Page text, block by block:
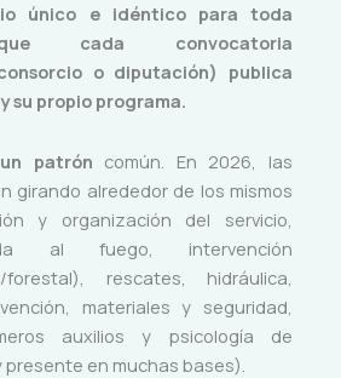
único e idéntico para toda
cada convocatoria
o diputación) publica
su propio programa.
patrón común. En 2026, las
girando alrededor de los mismos
y organización del servicio,
al fuego, intervención
forestal), rescates, hidráulica,
materiales y seguridad,
auxilios y psicología de
en muchas bases).